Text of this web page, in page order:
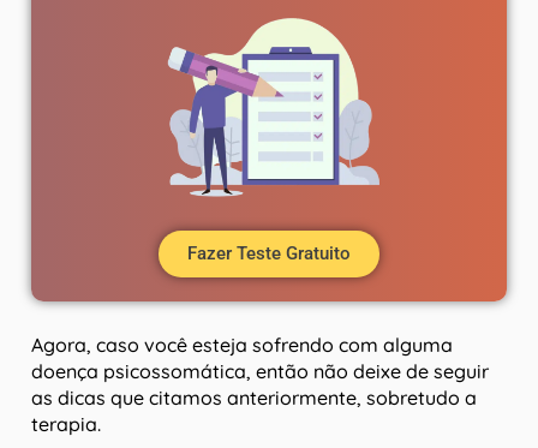
Fazer Teste Gratuito
Agora, caso você esteja sofrendo com alguma
doença psicossomática, então não deixe de seguir
as dicas que citamos anteriormente, sobretudo a
terapia.